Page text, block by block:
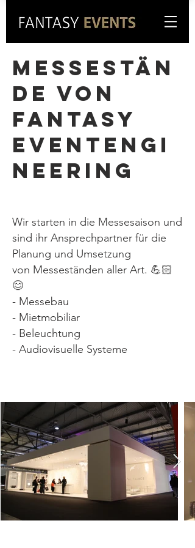
MESSESTÄN
DE VON
FANTASY
EVENTENGI
NEERING
Wir starten in die Messesaison und
sind ihr Ansprechpartner für die
Planung und Umsetzung
von Messeständen aller Art. 💪🏻
😊
- Messebau
- Mietmobiliar
- Beleuchtung
- Audiovisuelle Systeme